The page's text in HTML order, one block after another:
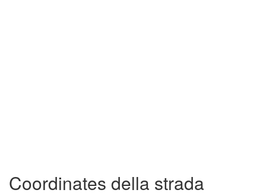
Coordinates della strada